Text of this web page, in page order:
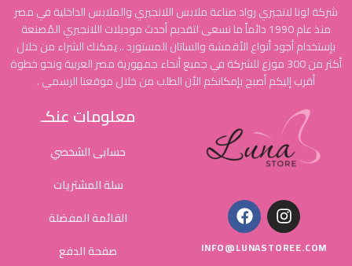
شركة لونا لانجيري رواد صناعة ملابس اللانجيري والملابس الداخلية في مصر
منذ عام 1990 دائماً ما نسعى لتقديم أحدث موديلات اللانجيري المُصنعة
بإستخدام أجود أنواع الأقمشة والساتان المستورد .. يمكنك الشراء من خلال
أكثر من 300 موزع للشركة في جميع أنحاء جمهورية مصر العربية ونحو خطوة
أقرب إليكم أصبح بإمكانكم الأن الطلب من خلال موقعنا الرسمي .
INFO@LUNASTOREE.COM
معلومات عنكـ
حسابى الشخصي
سلة المشتريات
القائمة المفضلة
صفحة الدفع